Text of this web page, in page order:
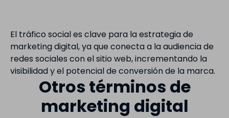
El tráfico social es clave para la estrategia de
marketing digital, ya que conecta a la audiencia de
redes sociales con el sitio web, incrementando la
visibilidad y el potencial de conversión de la marca.
Otros términos de
marketing digital